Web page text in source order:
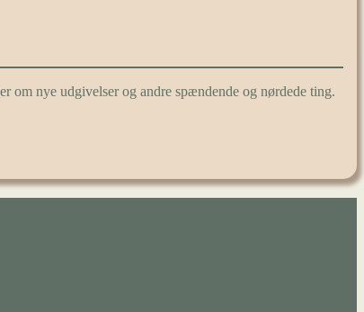
om nye udgivelser og andre spændende og nørdede ting.